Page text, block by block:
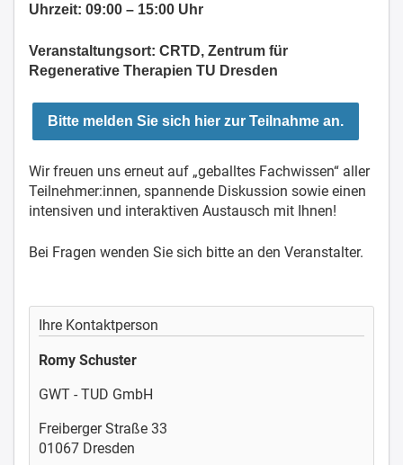
Uhrzeit: 09:00 – 15:00 Uhr
Veranstaltungsort: CRTD, Zentrum für
Regenerative Therapien TU Dresden
Bitte melden Sie sich hier zur Teilnahme an.
Wir freuen uns erneut auf „geballtes Fachwissen“ aller
Teilnehmer:innen, spannende Diskussion sowie einen
intensiven und interaktiven Austausch mit Ihnen!
Bei Fragen wenden Sie sich bitte an den Veranstalter.
Ihre Kontaktperson
Romy Schuster
GWT - TUD GmbH
Freiberger Straße 33
01067 Dresden